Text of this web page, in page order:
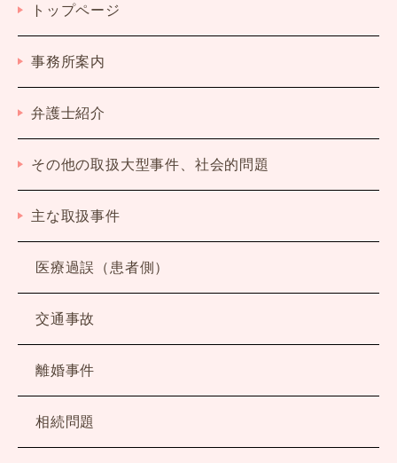
トップページ
事務所案内
弁護士紹介
その他の取扱大型事件、社会的問題
主な取扱事件
医療過誤（患者側）
交通事故
離婚事件
相続問題